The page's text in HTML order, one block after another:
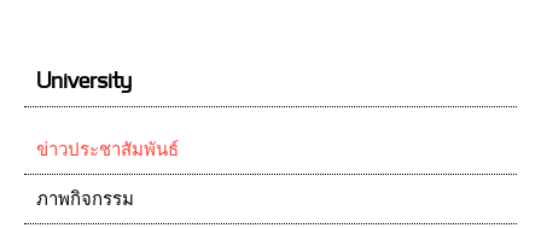
University
ข่าวประชาสัมพันธ์
ภาพกิจกรรม